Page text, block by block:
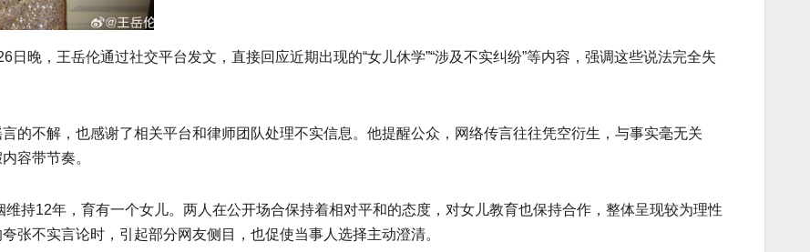
晚，王岳伦通过社交平台发文，直接回应近期出现的“女儿休学”“涉及不实纠纷”等内容，强调这些说法完全失
的不解，也感谢了相关平台和律师团队处理不实信息。他提醒公众，网络传言往往凭空衍生，与事实毫无关
容带节奏。
持12年，育有一个女儿。两人在公开场合保持着相对平和的态度，对女儿教育也保持合作，整体呈现较为理性
张不实言论时，引起部分网友侧目，也促使当事人选择主动澄清。